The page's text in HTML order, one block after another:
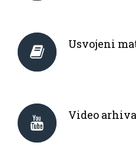
Usvojeni
Video arhiva